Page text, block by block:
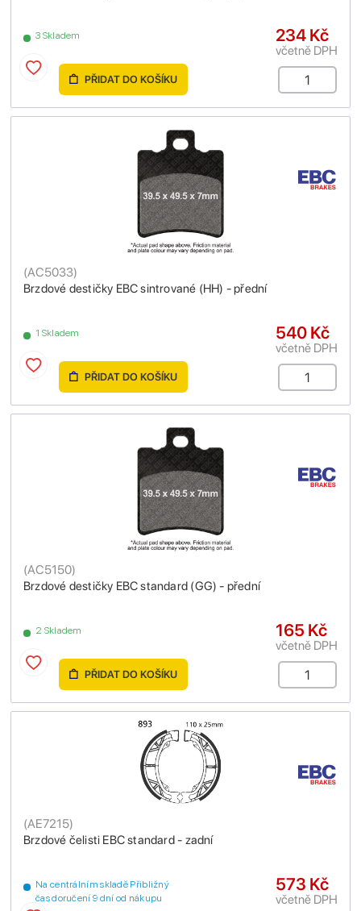
3 Skladem 234 Kč
včetně DPH
PŘIDAT DO KOŠÍKU
Brzdové destičky EBC sintrované (HH) - přední
(AC5033)
1 Skladem 540 Kč
včetně DPH
PŘIDAT DO KOŠÍKU
Brzdové destičky EBC standard (GG) - přední
(AC5150)
2 Skladem 165 Kč
včetně DPH
PŘIDAT DO KOŠÍKU
Brzdové čelisti EBC standard - zadní
(AE7215)
Na centrálním skladě Přibližný
čas doručení 9 dní od nákupu
573 Kč
včetně DPH